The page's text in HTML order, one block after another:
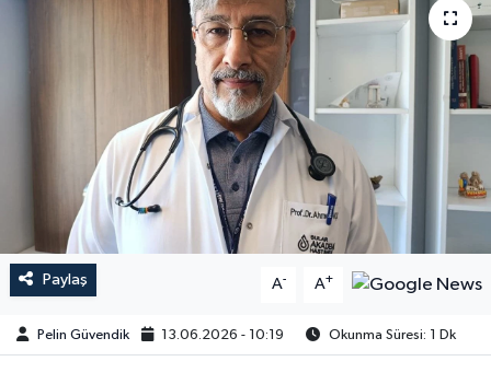
Paylaş A- A+
Pelin Güvendik 13.06.2026 - 10:19 Okunma Süresi: 1 Dk